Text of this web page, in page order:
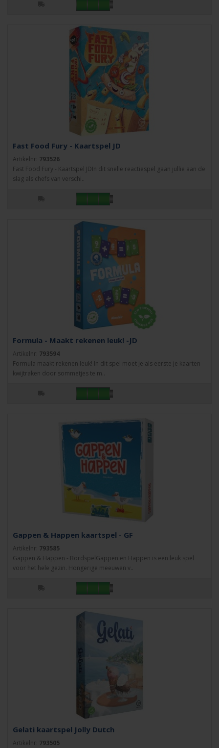
Fast Food Fury - Kaartspel JD
Artikelnr: 793526
Fast Food Fury - Kaartspel JDIn dit snelle reactiespel gaan jullie aan de
slag als chefs van verschi..
Formula - Maakt rekenen leuk! -JD
Artikelnr: 793594
Formula maakt rekenen leuk! In dit spel moet je als eerste je kaarten
kwijtraken door sommetjes te m..
Gappen & Happen kaartspel - GF
Artikelnr: 793585
Gappen & Happen - BordspelGappen en Happen is een leuk spel
voor het hele gezin. Hongerige meeuwen v..
Gelati kaartspel Jolly Dutch
Artikelnr: 793505